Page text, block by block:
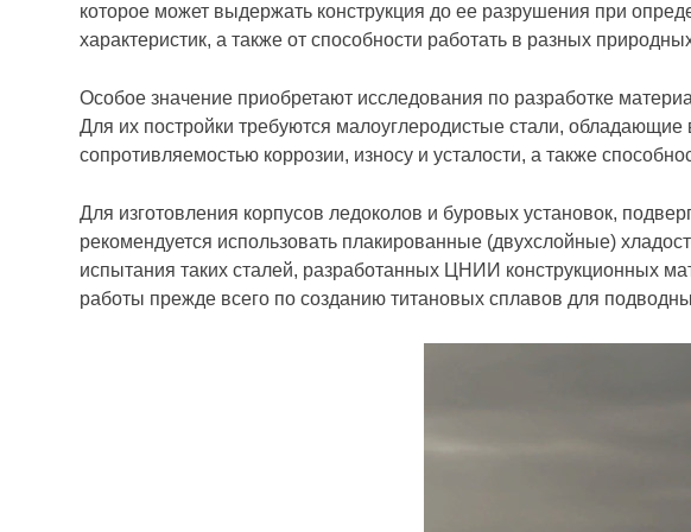
которое может выдержать конструкция до ее разрушения при
характеристик, а также от способности работать в разных
Особое значение приобретают исследования по разработке
Для их постройки требуются малоуглеродистые стали,
сопротивляемостью коррозии, износу и усталости, а также
Для изготовления корпусов ледоколов и буровых установок,
рекомендуется использовать плакированные (двухслойные)
испытания таких сталей, разработанных ЦНИИ конструкционных
работы прежде всего по созданию титановых сплавов для